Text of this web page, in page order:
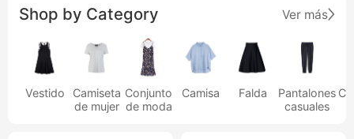
Shop by Category Ver más
Vestido
Camiseta
de mujer
Conjunto
de moda
Camisa Falda
Pantalones
casuales